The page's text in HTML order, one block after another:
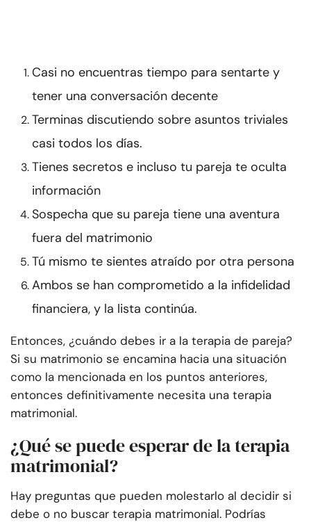
Casi no encuentras tiempo para sentarte y
tener una conversación decente
Terminas discutiendo sobre asuntos triviales
casi todos los días.
Tienes secretos e incluso tu pareja te oculta
información
Sospecha que su pareja tiene una aventura
fuera del matrimonio
Tú mismo te sientes atraído por otra persona
Ambos se han comprometido a la infidelidad
financiera, y la lista continúa.
Entonces, ¿cuándo debes ir a la terapia de pareja?
Si su matrimonio se encamina hacia una situación
como la mencionada en los puntos anteriores,
entonces definitivamente necesita una terapia
matrimonial.
¿Qué se puede esperar de la terapia
matrimonial?
Hay preguntas que pueden molestarlo al decidir si
debe o no buscar terapia matrimonial. Podrías